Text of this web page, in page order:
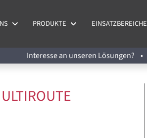
PRODUKTE EINSATZBEREICHE
Interesse an unseren Lösungen? •